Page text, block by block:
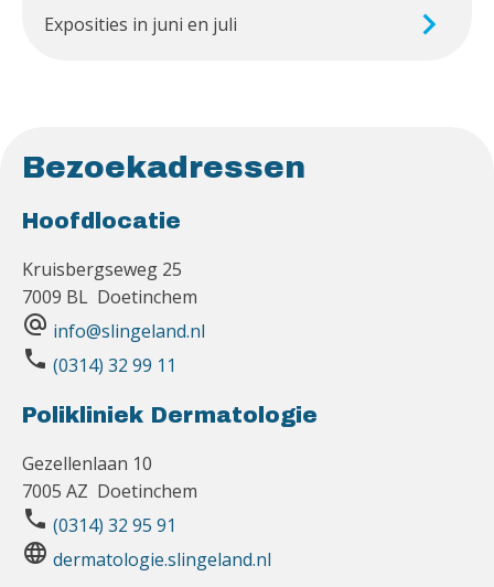
Exposities in juni en juli
Bezoekadressen
Hoofdlocatie
Kruisbergseweg 25
7009 BL Doetinchem
alternate_email info@slingeland.nl
phone (0314) 32 99 11
Polikliniek Dermatologie
Gezellenlaan 10
7005 AZ Doetinchem
phone (0314) 32 95 91
language dermatologie.slingeland.nl